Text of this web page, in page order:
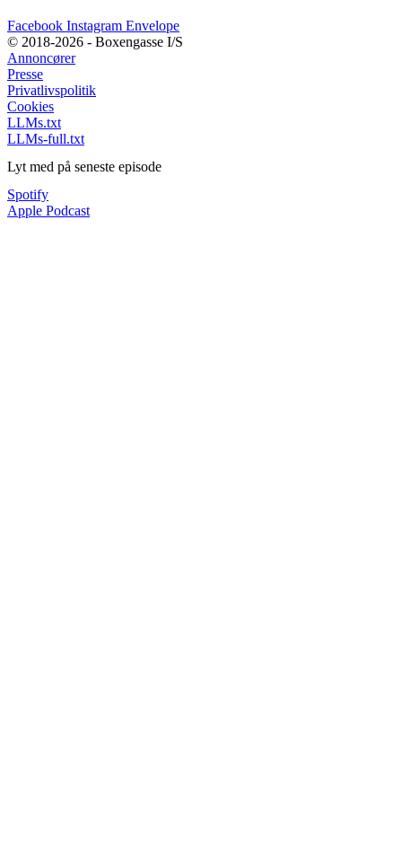
Facebook Instagram Envelope
© 2018-2026 - Boxengasse I/S
Annoncører
Presse
Privatlivspolitik
Cookies
LLMs.txt
LLMs-full.txt
Lyt med på seneste episode
Spotify
Apple Podcast